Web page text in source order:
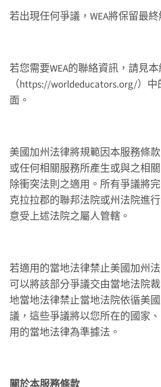
若出現任何爭議，WEA將保留最終
若您需要WEA的聯絡資訊，請見
（https://worldeducators.org/）
面。
美國加州法律將規範因本服務條
或任何相關服務所產生或與之相
除衝突法則之適用。所有爭議將
克拉拉郡的聯邦法院或州法院進
意受上述法院之屬人管轄。
若適用的當地法律禁止美國加州
可以將該部分爭議交由當地法院
地當地法律禁止當地法院依循美
議，這些爭議將以您所在的國家
用的當地法律為準據法。